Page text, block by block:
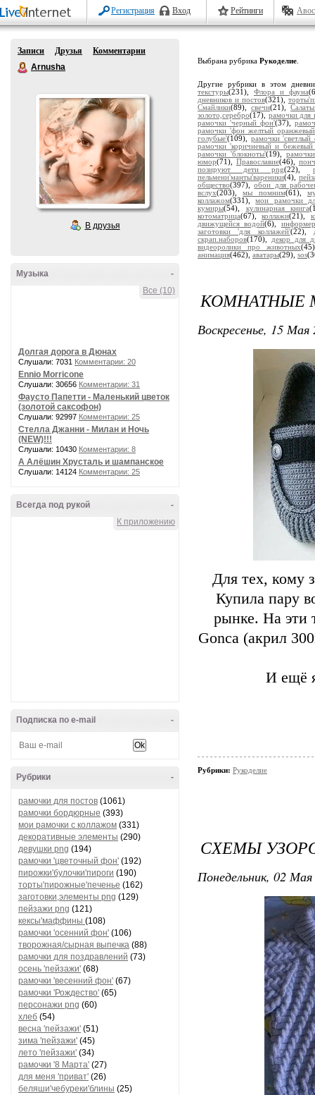
Регистрация Вход Рейтинги
Записи Друзья
Комментарии
Arnusha
В друзья
-
Музыка
Все (10)
Долгая дорога в Дюнах
Слушали: 7031 Комментарии: 20
Ennio Morricone
Слушали: 30656 Комментарии: 31
Фаусто Папетти - Маленький цветок
(золотой саксофон)
Слушали: 92997 Комментарии: 25
Стелла Джанни - Милан и Ночь
(NEW)!!!
Слушали: 10430 Комментарии: 8
А Алёшин Хрусталь и шампанское
Слушали: 14124 Комментарии: 25
-
Всегда под рукой
К приложению
-
Подписка по e-mail
-
Рубрики
рамочки для постов (1061)
рамочки бордюрные (393)
мои рамочки с коллажом (331)
декоративные элементы (290)
девушки png (194)
рамочки 'цветочный фон' (192)
пирожки'булочки'пироги (190)
торты'пирожные'печенье (162)
заготовки,элементы png (129)
пейзажи png (121)
кексы'маффины (108)
рамочки 'осенний фон' (106)
творожная/сырная выпечка (88)
рамочки для поздравлений (73)
осень 'пейзажи' (68)
рамочки 'весенний фон' (67)
рамочки 'Рождество' (65)
персонажи png (60)
хлеб (54)
весна 'пейзажи' (51)
зима 'пейзажи' (45)
лето 'пейзажи' (34)
рамочки '8 Марта' (27)
для меня 'приват' (26)
беляши'чебуреки'блины (25)
Выбрана рубрика Рукоделие
Другие рубрики в этом
текстуры(231), Флора и фауна
дневников и постов(321),
Смайлики(89),свечи(21),
золото,серебро(17), рамочки для
рамочки 'черный фон'(37),
рамочки 'фон желтый
голубые'(109), рамочки 'светлый
рамочки 'коричневый и
рамочки 'блокноты'(19),
юмор(71), Православие(46),
позируют дети png(22),
пельмени'манты'вареники(4),
общество(397),обои для
вслух(203),мы помним(61),
коллажом(331),мои рамочки
кумиры(54), кулинарная книга
котоматрица(67),коллажи(21),
движущейся водой(6),
заготовки 'для коллажей'(22),
скрап.наборов(170), декор для
видеоролики про животных
анимация(462), аватары(29), sos
КОМНАТНЫЕ
Воскресенье, 15
Для тех, кому
Купила пару
рынке. На эти
Gonca (акрил
И ещё
Рубрики: Рукоделие
СХЕМЫ
Понедельник, 02